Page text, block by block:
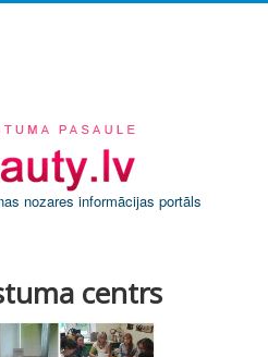
nozares informācijas portāls
centrs